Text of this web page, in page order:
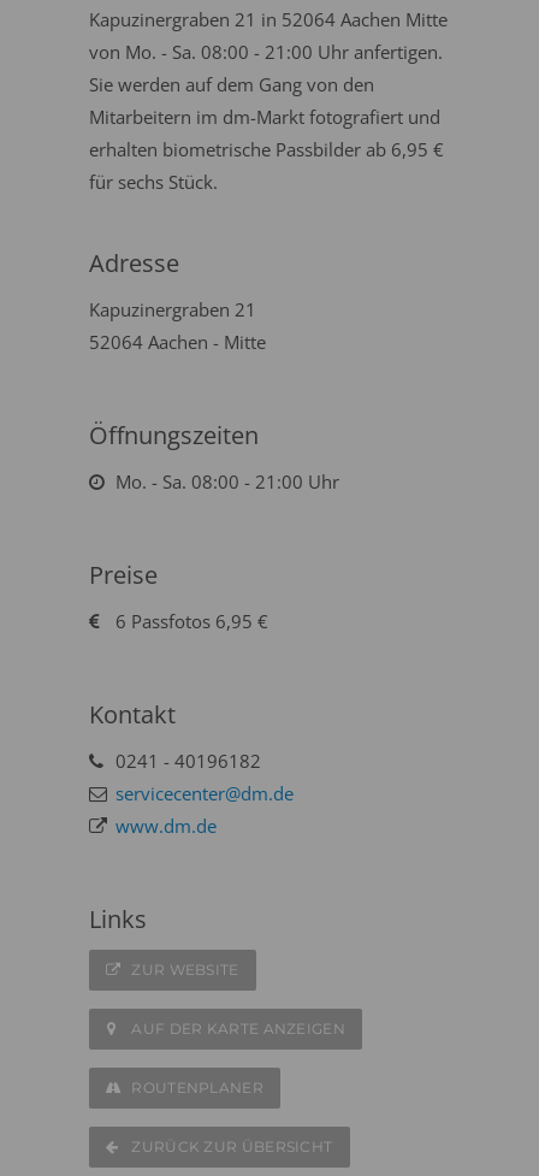
Kapuzinergraben 21 in 52064 Aachen Mitte
von Mo. - Sa. 08:00 - 21:00 Uhr anfertigen.
Sie werden auf dem Gang von den
Mitarbeitern im dm-Markt fotografiert und
erhalten biometrische Passbilder ab 6,95 €
für sechs Stück.
Adresse
Kapuzinergraben 21
52064 Aachen - Mitte
Öffnungszeiten
Mo. - Sa. 08:00 - 21:00 Uhr
Preise
6 Passfotos 6,95 €
Kontakt
0241 - 40196182
servicecenter@dm.de
www.dm.de
Links
ZUR WEBSITE
AUF DER KARTE ANZEIGEN
ROUTENPLANER
ZURÜCK ZUR ÜBERSICHT